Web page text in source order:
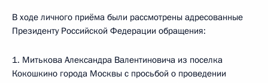
В ходе личного приёма были рассмотрены адресованные
Президенту Российской Федерации обращения:
1. Митькова Александра Валентиновича из поселка
Кокошкино города Москвы с просьбой о проведении